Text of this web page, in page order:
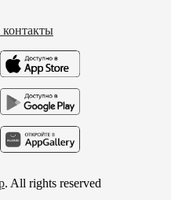
. All rights reserved